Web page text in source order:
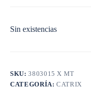
Sin existencias
SKU:3803015 X MT
CATEGORÍA:CATRIX